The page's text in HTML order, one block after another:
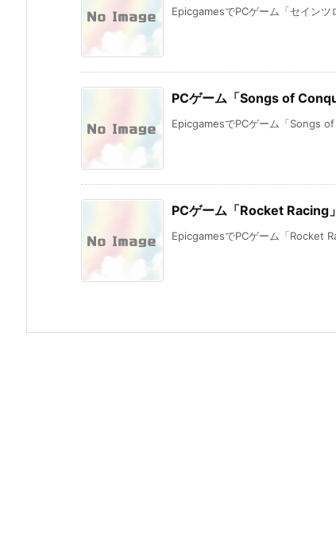
EpicgamesでPCゲーム「セイン
PCゲーム「Songs of
EpicgamesでPCゲーム「Songs
PCゲーム「Rocket Racing
EpicgamesでPCゲーム「Rocket